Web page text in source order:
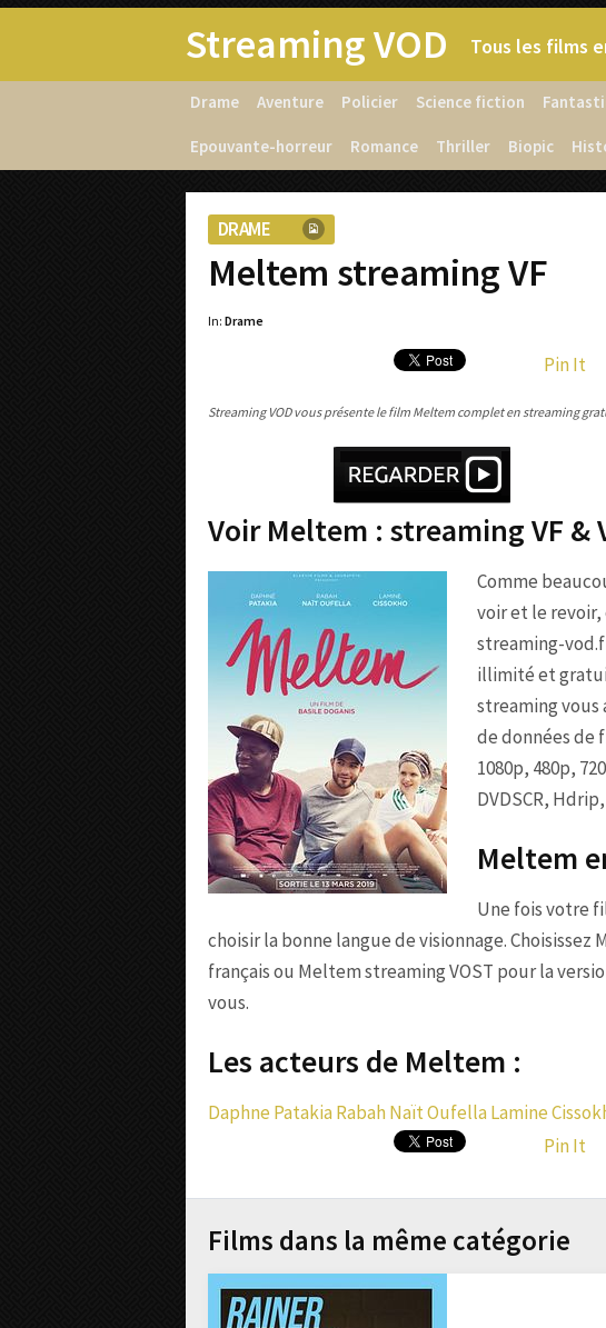
Streaming VOD Tous les films
Drame Aventure Policier Science fiction
Epouvante-horreur Romance Thriller Biopic
DRAME
Meltem streaming VF
In: Drame
Pin It
Streaming VOD vous présente le film Meltem complet en streaming
Voir Meltem : streaming VF &
Comme
voir et le revoir,
streaming-
illimité et
streaming vous
de données de
1080p, 480p,
DVDSCR,
Meltem
Une fois votre
choisir la bonne langue de visionnage.
français ou Meltem streaming VOST pour la
vous.
Les acteurs de Meltem :
Daphne PatakiaRabah Naït OufellaLamine
Pin It
Films dans la même catégorie